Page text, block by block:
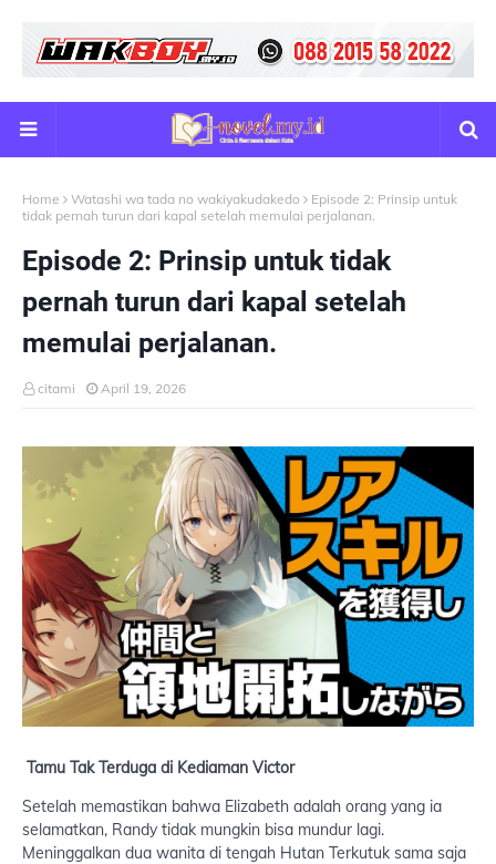
Home Watashi wa tada no wakiyakudakedo
Episode 2: Prinsip untuk
tidak pernah turun dari kapal setelah memulai perjalanan.
Episode 2: Prinsip untuk tidak
pernah turun dari kapal setelah
memulai perjalanan.
citami April 19, 2026
Tamu Tak Terduga di Kediaman Victor
Setelah memastikan bahwa Elizabeth adalah orang yang ia
selamatkan, Randy tidak mungkin bisa mundur lagi.
Meninggalkan dua wanita di tengah Hutan Terkutuk sama saja